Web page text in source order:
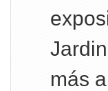
más